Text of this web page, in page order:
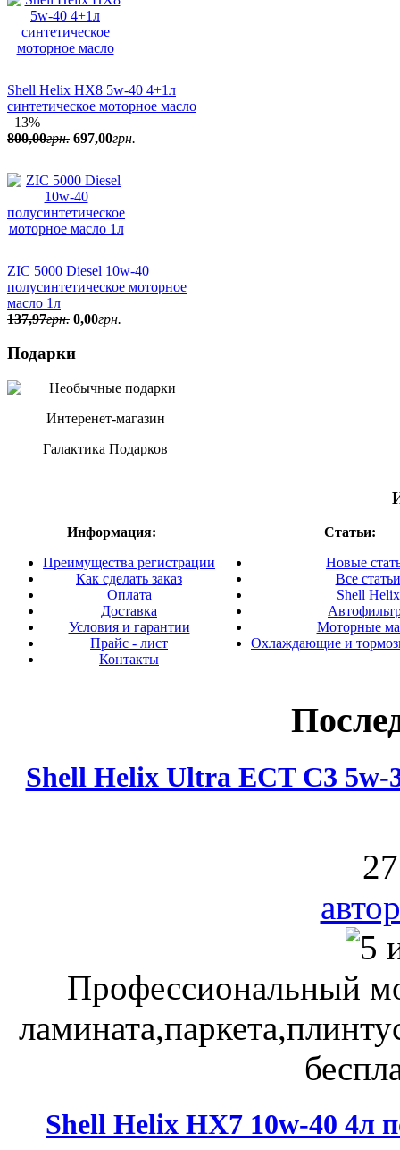
Shell Helix HX8 5w-40 4+1л
синтетическое моторное масло
–13%
800,00грн. 697,00грн.
ZIC 5000 Diesel 10w-40
полусинтетическое моторное
масло 1л
137,97грн. 0,00грн.
Подарки
Интеренет-магазин
Галактика Подарков
Информация:
Преимущества регистрации
Как сделать заказ
Оплата
Доставка
Условия и гарантии
Прайс - лист
Контакты
Статьи:
Новые
Все статьи
Shell Helix
Моторные
Охлаждающие и
Shell Helix Ultra ECT C3 5w-
Профессиональный
Shell Helix HX7 10w-40 4л